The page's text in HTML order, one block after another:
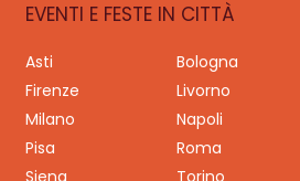
EVENTI E FESTE IN CITTÀ
Asti Bologna
Firenze
Livorno
Milano
Napoli
Pisa
Roma
Siena
Torino